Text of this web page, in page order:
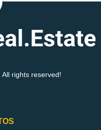
rights reserved!